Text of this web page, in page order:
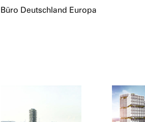
Büro Deutschland Europa